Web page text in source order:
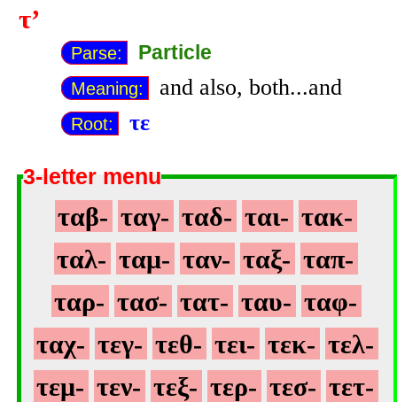
τ’
Parse: Particle
Meaning: and also, both...and
Root: τε
3-letter menu
ταβ- ταγ- ταδ- ται- τακ-
ταλ- ταμ- ταν- ταξ- ταπ-
ταρ- τασ- τατ- ταυ- ταφ-
ταχ- τεγ- τεθ- τει- τεκ- τελ-
τεμ- τεν- τεξ- τερ- τεσ- τετ-